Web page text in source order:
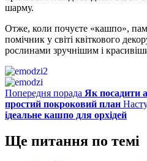
шарму.
Отже, коли почуєте «кашпо»,
помічник у світі квіткового
рослинами зручнішим і
Попередня порада Як посадити
простий покроковий план
ідеальне кашпо для орхідей
Ще питання по темі